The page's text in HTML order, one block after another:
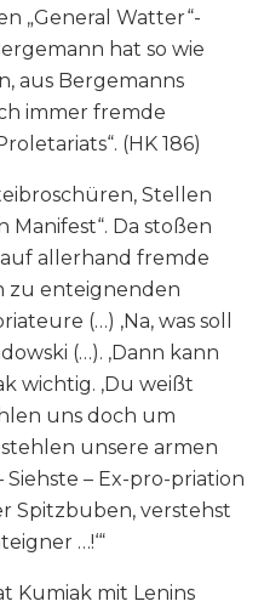
„General Watter“-
hat so wie
aus Bergemanns
immer fremde
(HK 186)
Stellen
Manifest“. Da stoßen
allerhand fremde
zu enteignenden
(…) ‚Na, was soll
(…). ‚Dann kann
wichtig. ‚Du weißt
uns doch um
unsere armen
– Ex-pro-priation
Spitzbuben, verstehst
…!‘“
Kumiak mit Lenins